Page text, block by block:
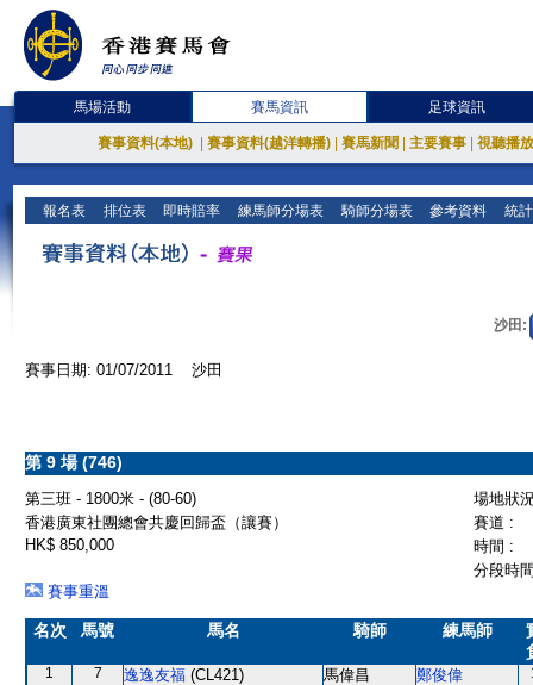
馬場活動 賽馬資訊 足球資訊
賽事資料(本地) 賽事資料(越洋轉播) 賽馬新聞 主要賽事 視聽播
報名表 排位表 即時賠率 練馬師分場表 騎師分場表 參考資料 統
沙田:
賽事日期: 01/07/2011 沙田
第 9 場 (746)
第三班 - 1800米 - (80-60)
場地狀
香港廣東社團總會共慶回歸盃（讓賽）
賽道 :
HK$ 850,000
時間 :
分段時
賽事重溫
名次 馬號 馬名 騎師 練馬師
1 7 逸逸友福 (CL421) 馬偉昌 鄭俊偉